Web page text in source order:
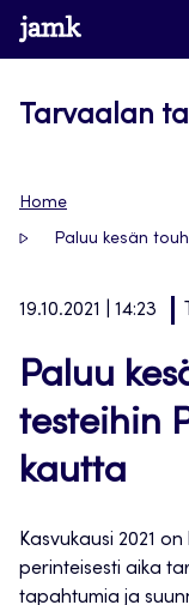
Siirry
suoraan
www.jamk.fi
Tarvaalan
Home
Paluu kesän
19.10.2021 | 14:23
Paluu
testeihin
kautta
Kasvukausi 2021
perinteisesti aika
tapahtumia ja